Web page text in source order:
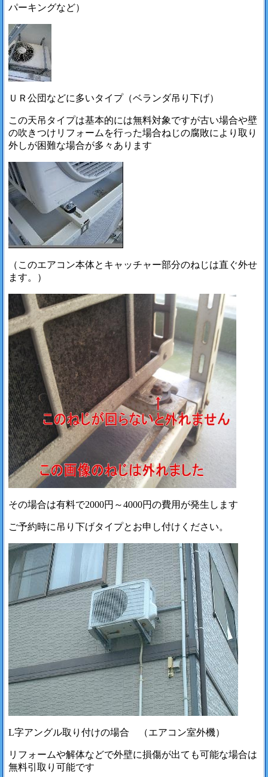
パーキングなど）
ＵＲ公団などに多いタイプ（ベランダ吊り下げ）
この天吊タイプは基本的には無料対象ですが古い場合や壁
の吹きつけリフォームを行った場合ねじの腐敗により取り
外しが困難な場合が多々あります
（このエアコン本体とキャッチャー部分のねじは直ぐ外せ
ます。）
その場合は有料で2000円～4000円の費用が発生します
ご予約時に吊り下げタイプとお申し付けください。
L字アングル取り付けの場合 （エアコン室外機）
リフォームや解体などで外壁に損傷が出ても可能な場合は
無料引取り可能です